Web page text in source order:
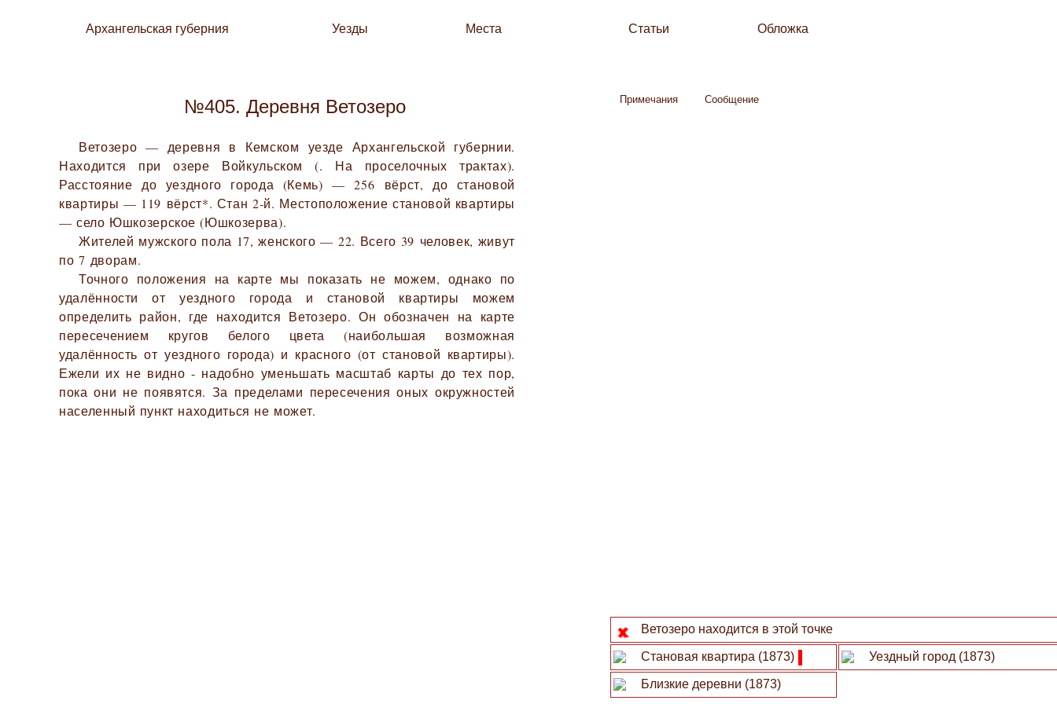
Архангельская губерния Уезды Места Статьи Обложка
№405. Деревня Ветозеро
Ветозеро — деревня в Кемском уезде Архангельской губернии.
Находится при озере Войкульском (. На проселочных трактах).
Расстояние до уездного города (Кемь) — 256 вёрст, до становой
квартиры — 119 вёрст*. Стан 2-й. Местоположение становой квартиры
— село Юшкозерское (Юшкозерва).
Жителей мужского пола 17, женского — 22. Всего 39 человек, живут
по 7 дворам.
Точного положения на карте мы показать не можем, однако по
удалённости от уездного города и становой квартиры можем
определить район, где находится Ветозеро. Он обозначен на карте
пересечением кругов белого цвета (наибольшая возможная
удалённость от уездного города) и красного (от становой квартиры).
Ежели их не видно - надобно уменьшать масштаб карты до тех пор,
пока они не появятся. За пределами пересечения оных окружностей
населенный пункт находиться не может.
Примечания Сообщение
Ветозеро находится в этой точке
Становая квартира (1873) Уездный город (1873)
Близкие деревни (1873)